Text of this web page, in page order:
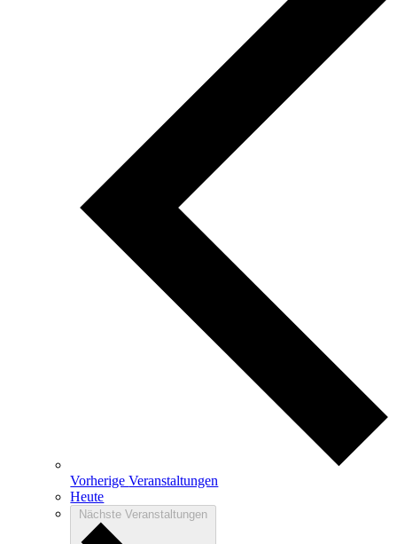
VorherigeVeranstaltungen
Heute
NächsteVeranstaltungen